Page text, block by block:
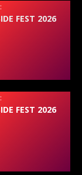
FEST 2026
FEST 2026